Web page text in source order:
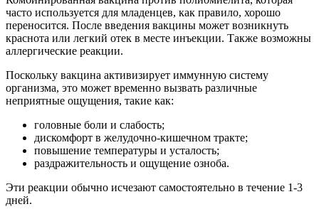
часто используется для младенцев, как правило, хорошо
переносится. После введения вакцины может возникнуть
краснота или легкий отек в месте инъекции. Также возможны
аллергические реакции.
Поскольку вакцина активизирует иммунную систему
организма, это может временно вызвать различные
неприятные ощущения, такие как:
головные боли и слабость;
дискомфорт в желудочно-кишечном тракте;
повышение температуры и усталость;
раздражительность и ощущение озноба.
Эти реакции обычно исчезают самостоятельно в течение 1-3
дней.